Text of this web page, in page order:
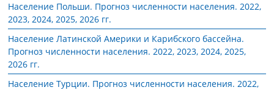
Население Польши. Прогноз численности населения. 2022,
2023, 2024, 2025, 2026 гг.
Население Латинской Америки и Карибского бассейна.
Прогноз численности населения. 2022, 2023, 2024, 2025,
2026 гг.
Население Турции. Прогноз численности населения. 2022,